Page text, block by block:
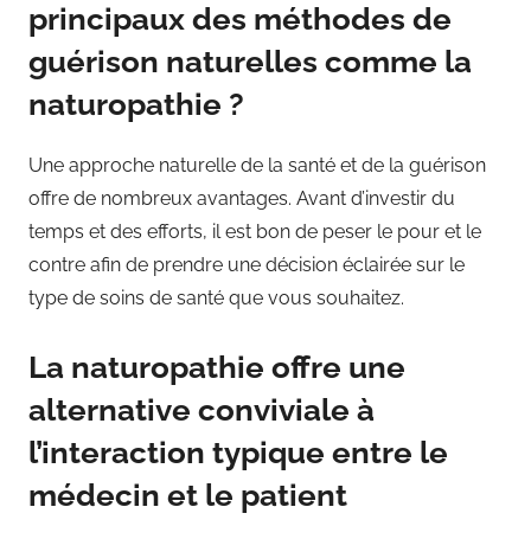
principaux des méthodes de
guérison naturelles comme la
naturopathie ?
Une approche naturelle de la santé et de la guérison
offre de nombreux avantages. Avant d’investir du
temps et des efforts, il est bon de peser le pour et le
contre afin de prendre une décision éclairée sur le
type de soins de santé que vous souhaitez.
La naturopathie offre une
alternative conviviale à
l’interaction typique entre le
médecin et le patient